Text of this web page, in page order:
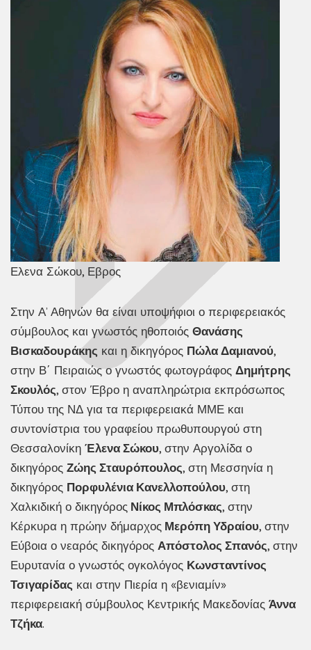
Ελενα Σώκου, Εβρος
Στην Α’ Αθηνών θα είναι υποψήφιοι ο περιφερειακός
σύμβουλος και γνωστός ηθοποιός Θανάσης
Βισκαδουράκης και η δικηγόρος Πώλα Δαμιανού,
στην Β΄ Πειραιώς ο γνωστός φωτογράφος Δημήτρης
Σκουλός, στον Έβρο η αναπληρώτρια εκπρόσωπος
Τύπου της ΝΔ για τα περιφερειακά ΜΜΕ και
συντονίστρια του γραφείου πρωθυπουργού στη
Θεσσαλονίκη Έλενα Σώκου, στην Αργολίδα ο
δικηγόρος Ζώης Σταυρόπουλος, στη Μεσσηνία η
δικηγόρος Πορφυλένια Κανελλοπούλου, στη
Χαλκιδική ο δικηγόρος Νίκος Μπλόσκας, στην
Κέρκυρα η πρώην δήμαρχος Μερόπη Υδραίου, στην
Εύβοια ο νεαρός δικηγόρος Απόστολος Σπανός, στην
Ευρυτανία ο γνωστός ογκολόγος Κωνσταντίνος
Τσιγαρίδας και στην Πιερία η «βενιαμίν»
περιφερειακή σύμβουλος Κεντρικής Μακεδονίας Άννα
Τζήκα.